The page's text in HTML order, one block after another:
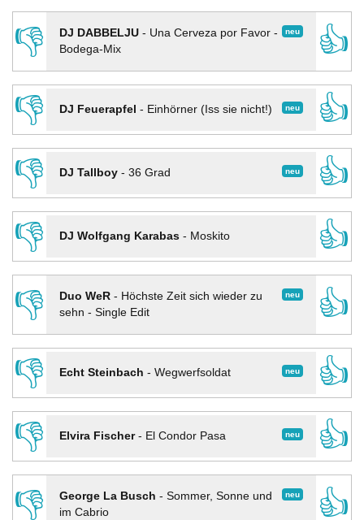
👎
neu
DJ DABBELJU- Una Cerveza por Favor -
Bodega-Mix
👍
👎
neu
DJ Feuerapfel - Einhörner (Iss sie nicht!)
👍
👎
neu
DJ Tallboy- 36 Grad
👍
👎
DJ Wolfgang Karabas- Moskito
👍
👎
neu
Duo WeR- Höchste Zeit sich wieder zu
sehn - Single Edit
👍
👎
neu
Echt Steinbach - Wegwerfsoldat
👍
👎
neu
Elvira Fischer- El Condor Pasa
👍
👎
neu
George La Busch - Sommer, Sonne und
im Cabrio
👍